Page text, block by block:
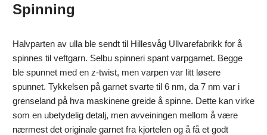
Spinning
Halvparten av ulla ble sendt til Hillesvåg Ullvarefabrikk for å
spinnes til veftgarn. Selbu spinneri spant varpgarnet. Begge
ble spunnet med en z-twist, men varpen var litt løsere
spunnet. Tykkelsen på garnet svarte til 6 nm, da 7 nm var i
grenseland på hva maskinene greide å spinne. Dette kan virke
som en ubetydelig detalj, men avveiningen mellom å være
nærmest det originale garnet fra kjortelen og å få et godt